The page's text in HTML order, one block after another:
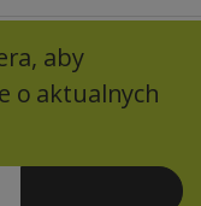
aby
o aktualnych